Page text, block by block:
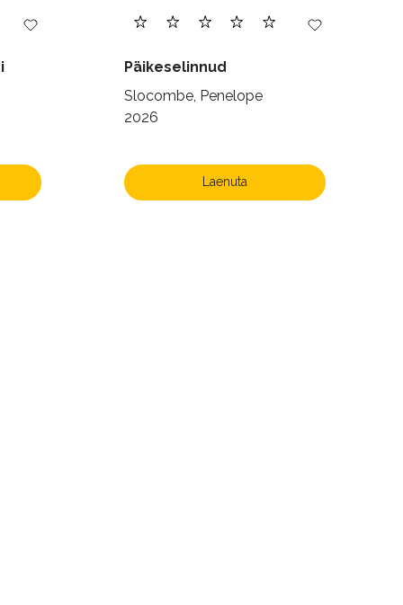
Päikeselinnud
Slocombe, Penelope
2026
Laenuta